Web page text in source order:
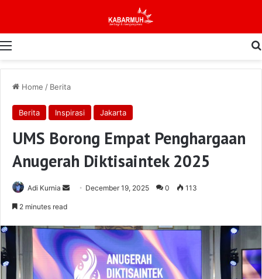
Menu
Home / Berita
Berita Inspirasi Jakarta
UMS Borong Empat Penghargaan
Anugerah Diktisaintek 2025
Adi Kurnia
Send December 19, 2025 0 113
2 minutes read